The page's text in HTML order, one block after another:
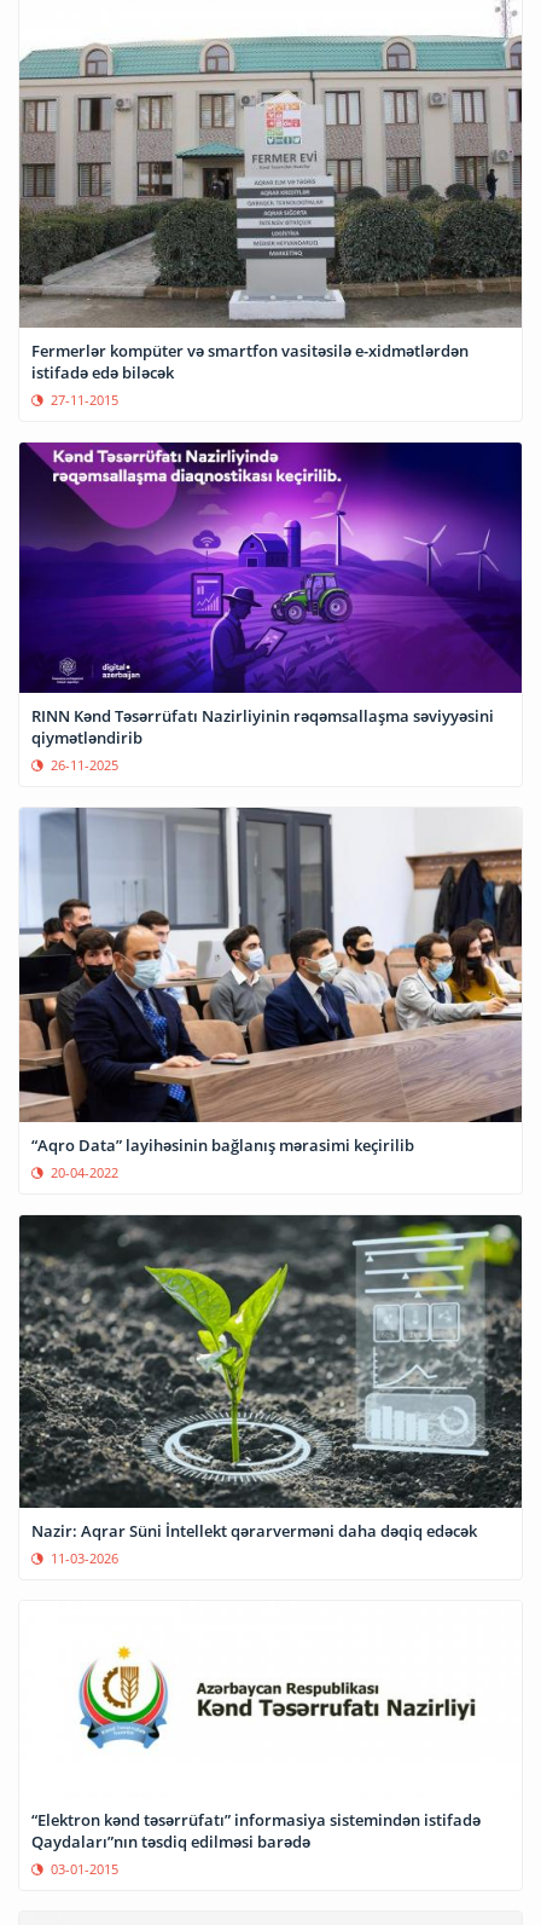
Fermerlər kompüter və smartfon vasitəsilə e-xidmətlərdən
istifadə edə biləcək
27-11-2015
RINN Kənd Təsərrüfatı Nazirliyinin rəqəmsallaşma səviyyəsini
qiymətləndirib
26-11-2025
“Aqro Data” layihəsinin bağlanış mərasimi keçirilib
20-04-2022
Nazir: Aqrar Süni İntellekt qərarverməni daha dəqiq edəcək
11-03-2026
“Elektron kənd təsərrüfatı” informasiya sistemindən istifadə
Qaydaları”nın təsdiq edilməsi barədə
03-01-2015